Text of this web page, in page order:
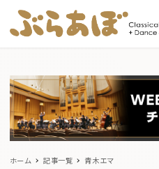
ホーム 記事一覧 青木エマ